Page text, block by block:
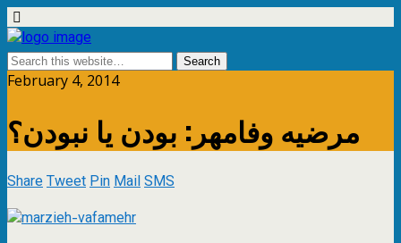
February 4, 2014
مرضیه وفامهر: بودن یا نبودن؟
ShareTweetPinMailSMS